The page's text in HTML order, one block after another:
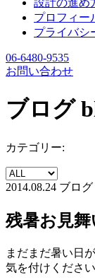
設計の進め
プロフィー
プライバシ
06-6480-9535
お問い合わせ
ブログ
カテゴリー:
2014.08.24 ブログ
残暑お見
まだまだ暑い日
気を付けください